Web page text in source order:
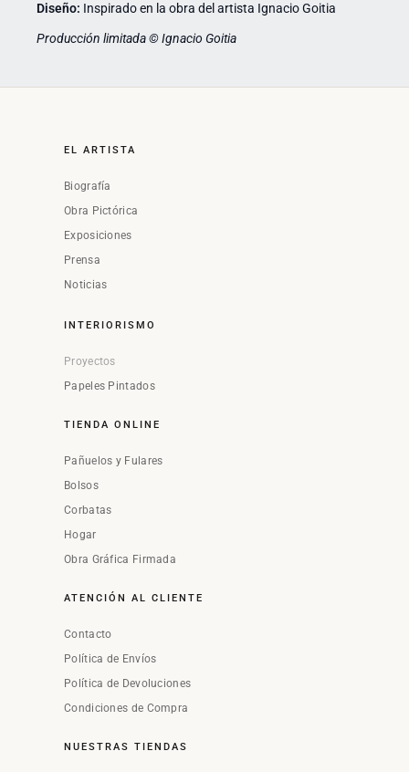
Diseño: Inspirado en la obra del artista Ignacio Goitia
Producción limitada © Ignacio Goitia
EL ARTISTA
Biografía
Obra Pictórica
Exposiciones
Prensa
Noticias
INTERIORISMO
Proyectos
Papeles Pintados
TIENDA ONLINE
Pañuelos y Fulares
Bolsos
Corbatas
Hogar
Obra Gráfica Firmada
ATENCIÓN AL CLIENTE
Contacto
Política de Envíos
Política de Devoluciones
Condiciones de Compra
NUESTRAS TIENDAS